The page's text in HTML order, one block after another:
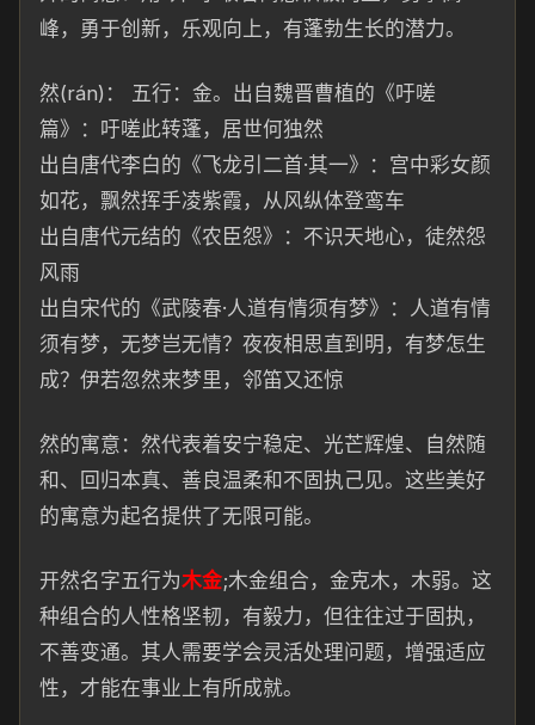
峰，勇于创新，乐观向上，有蓬勃生长的潜力。
然(rán)：
五行：金。出自魏晋曹植的《吁嗟
篇》：吁嗟此转蓬，居世何独然
出自唐代李白的《飞龙引二首·其一》：宫中彩女颜
如花， 飘然挥手凌紫霞，从风纵体登鸾车
出自唐代元结的《农臣怨》：不识天地心，徒然怨
风雨
出自宋代的《武陵春·人道有情须有梦》：人道有情
须有梦，无梦岂无情？夜夜相思直到明，有梦怎生
成？伊若忽然来梦里，邻笛又还惊
然的寓意：然代表着安宁稳定、光芒辉煌、自然随
和、回归本真、善良温柔和不固执己见。这些美好
的寓意为起名提供了无限可能。
开然名字五行为木金;木金组合，金克木，木弱。这
种组合的人性格坚韧，有毅力，但往往过于固执，
不善变通。 其人需要学会灵活处理问题，增强适应
性，才能在事业上有所成就。